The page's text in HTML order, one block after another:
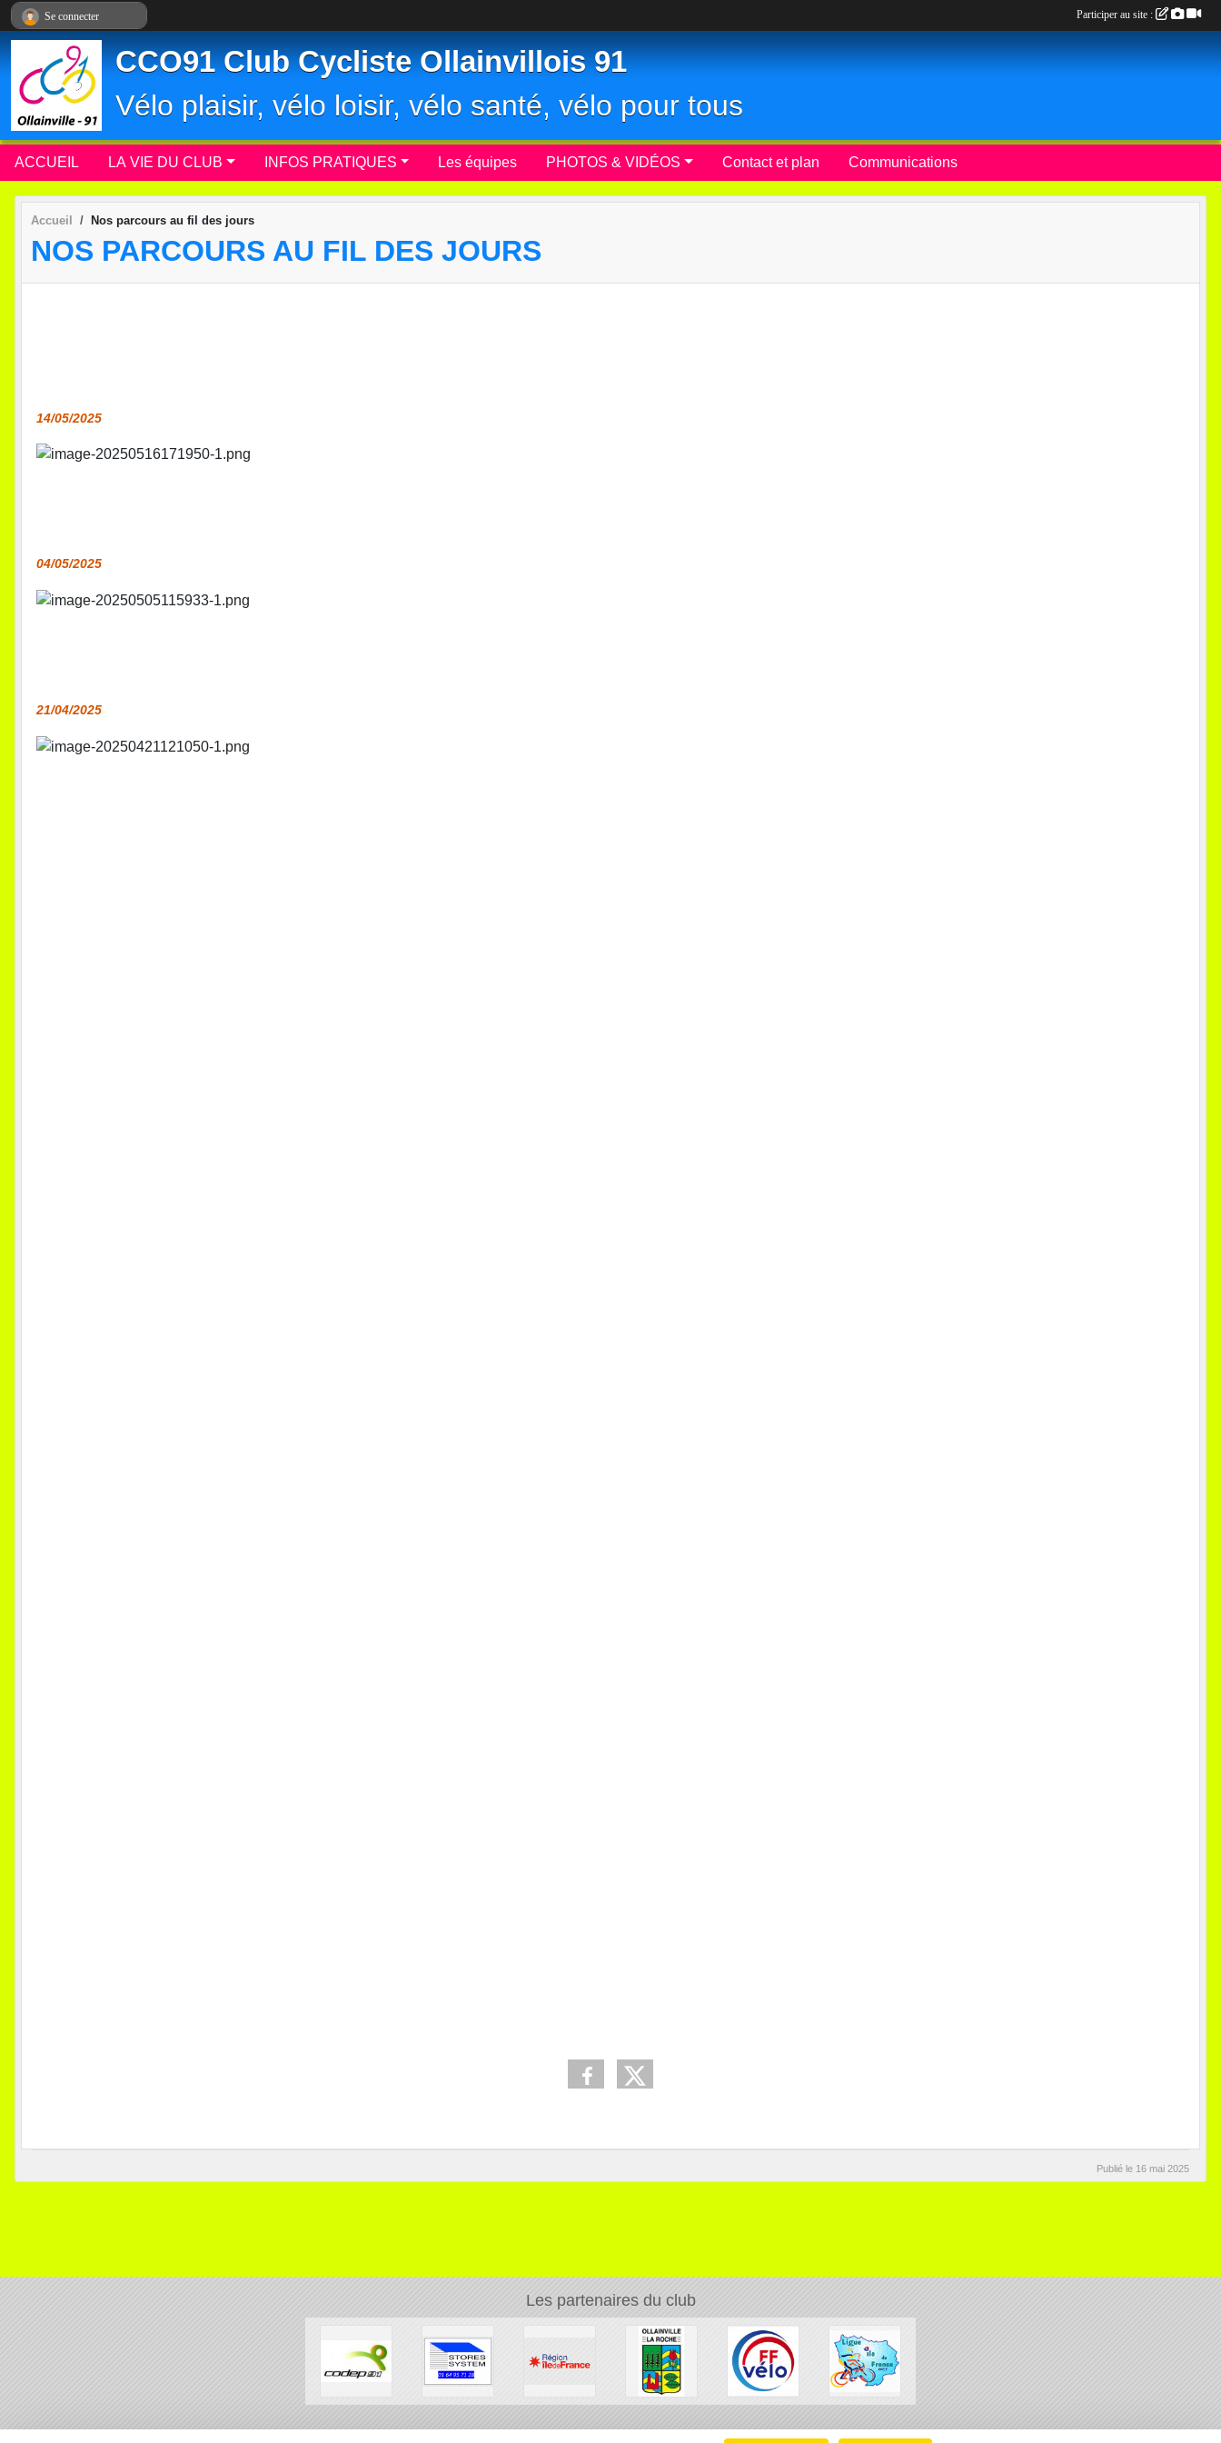
CCO91 Club Cycliste Ollainvillois 91
Vélo plaisir, vélo loisir, vélo santé, vélo pour tous
ACCUEIL LA VIE DU CLUB INFOS PRATIQUES Les équipes PHOTOS & VIDÉOS Contact et plan Communications
Accueil Nos parcours au fil des jours
NOS PARCOURS AU FIL DES JOURS
14/05/2025
04/05/2025
21/04/2025
Publié le 16 mai 2025
Les partenaires du club
Se connecter Participer au site :
Panneau de gestion des cookies